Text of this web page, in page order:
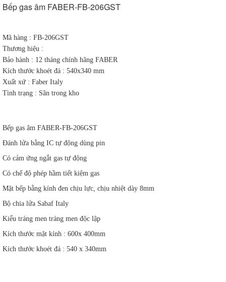
Bếp gas âm FABER-FB-206GST
Mã hàng : FB-206GST
Thương hiệu :
Bảo hành : 12 tháng chính hãng FABER
Kích thước khoét đá : 540x340 mm
Xuất xứ : Faber Italy
Tình trạng : Sãn trong kho
Bếp gas âm FABER-FB-206GST
Đánh lửa bằng IC tự động dùng pin
Có cảm ứng ngắt gas tự động
Có chế độ phép hầm tiết kiệm gas
Mặt bếp bằng kính đen chịu lực, chịu nhiệt dày 8mm
Bộ chia lửa Sabaf Italy
Kiểu tráng men tráng men độc lập
Kích thước mặt kính : 600x 400mm
Kích thước khoét đá : 540 x 340mm